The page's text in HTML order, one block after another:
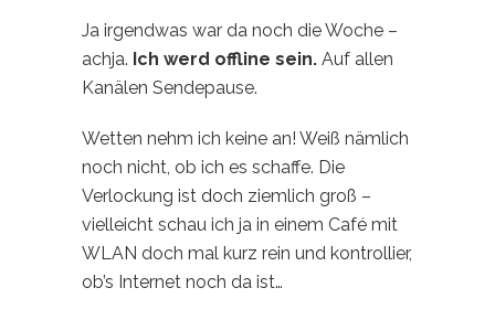
Ja irgendwas war da noch die Woche –
achja. Ich werd offline sein. Auf allen
Kanälen Sendepause.
Wetten nehm ich keine an! Weiß nämlich
noch nicht, ob ich es schaffe. Die
Verlockung ist doch ziemlich groß –
vielleicht schau ich ja in einem Café mit
WLAN doch mal kurz rein und kontrollier,
ob’s Internet noch da ist…